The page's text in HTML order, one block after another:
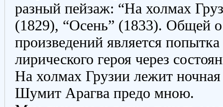
разный пейзаж: “На холмах
(1829), “Осень” (1833). Общей
произведений является попытка
лирического героя через
На холмах Грузии лежит ночная
Шумит Арагва предо мною.